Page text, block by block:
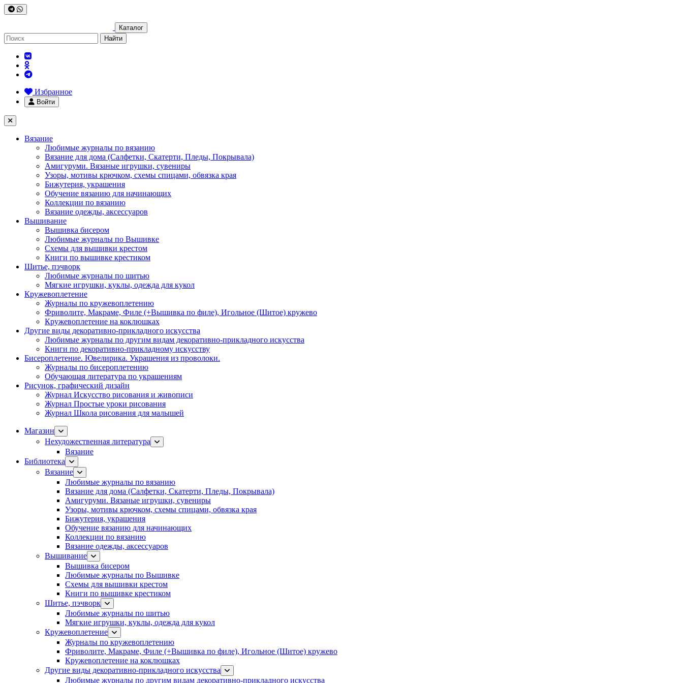
Каталог
Найти
Избранное
Войти
Вязание
Любимые журналы по вязанию
Вязание для дома (Салфетки, Скатерти, Пледы, Покрывала)
Амигуруми. Вязаные игрушки, сувениры
Узоры, мотивы крючком, схемы спицами, обвязка края
Бижутерия, украшения
Обучение вязанию для начинающих
Коллекции по вязанию
Вязание одежды, аксессуаров
Вышивание
Вышивка бисером
Любимые журналы по Вышивке
Схемы для вышивки крестом
Книги по вышивке крестиком
Шитье, пэчворк
Любимые журналы по шитью
Мягкие игрушки, куклы, одежда для кукол
Кружевоплетение
Журналы по кружевоплетению
Фриволите, Макраме, Филе (+Вышивка по филе), Игольное (Шитое) кружево
Кружевоплетение на коклюшках
Другие виды декоративно-прикладного искусства
Любимые журналы по другим видам декоративно-прикладного искусства
Книги по декоративно-прикладному искусству
Бисероплетение. Ювелирика. Украшения из проволоки.
Журналы по бисероплетению
Обучающая литература по украшениям
Рисунок, графический дизайн
Журнал Искусство рисования и живописи
Журнал Простые уроки рисования
Журнал Школа рисования для малышей
Магазин
Нехудожественная литература
Вязание
Библиотека
Вязание
Любимые журналы по вязанию
Вязание для дома (Салфетки, Скатерти, Пледы, Покрывала)
Амигуруми. Вязаные игрушки, сувениры
Узоры, мотивы крючком, схемы спицами, обвязка края
Бижутерия, украшения
Обучение вязанию для начинающих
Коллекции по вязанию
Вязание одежды, аксессуаров
Вышивание
Вышивка бисером
Любимые журналы по Вышивке
Схемы для вышивки крестом
Книги по вышивке крестиком
Шитье, пэчворк
Любимые журналы по шитью
Мягкие игрушки, куклы, одежда для кукол
Кружевоплетение
Журналы по кружевоплетению
Фриволите, Макраме, Филе (+Вышивка по филе), Игольное (Шитое) кружево
Кружевоплетение на коклюшках
Другие виды декоративно-прикладного искусства
Любимые журналы по другим видам декоративно-прикладного искусства